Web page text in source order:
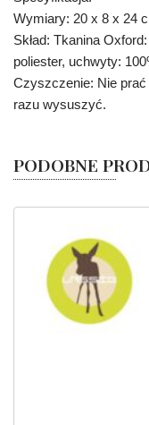
Wymiary: 20 x 8 x 24
Skład: Tkanina
poliester, uchwyty:
Czyszczenie: Nie
razu wysuszyć.
PODOBNE